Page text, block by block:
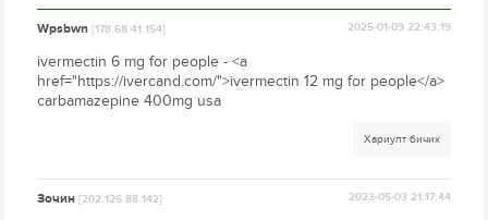
Wpsbwn[178.68.41.154] 2025-01-09 22:43:19
ivermectin 6 mg for people - <a
href="https://ivercand.com/">ivermectin 12 mg for people</a>
carbamazepine 400mg usa
Хариулт бичих
Зочин[202.126.88.142] 2023-05-03 21:17:44